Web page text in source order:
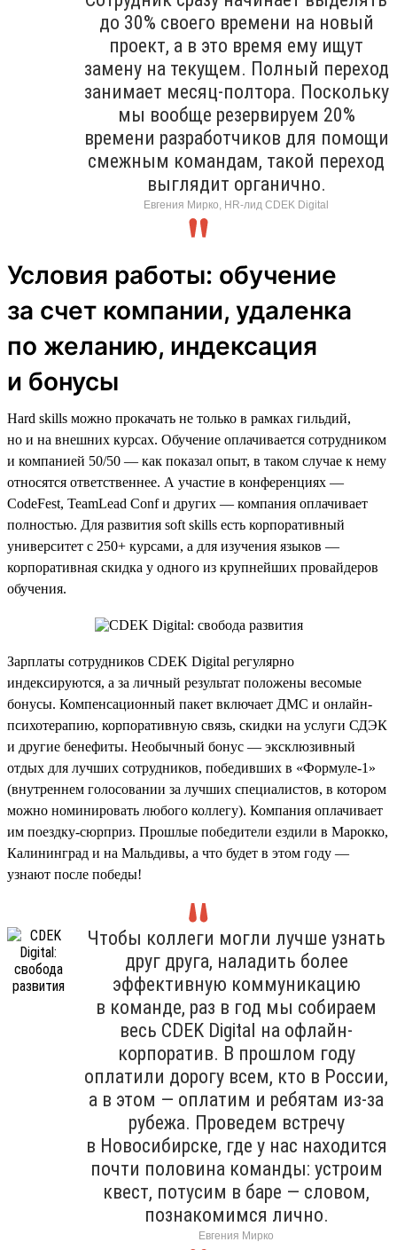
до 30% своего времени на новый
проект, а в это время ему ищут
замену на текущем. Полный переход
занимает месяц-полтора. Поскольку
мы вообще резервируем 20%
времени разработчиков для помощи
смежным командам, такой переход
выглядит органично.
Евгения Мирко, HR-лид CDEK Digital
Условия работы: обучение
за счет компании, удаленка
по желанию, индексация
и бонусы
Hard skills можно прокачать не только в рамках гильдий,
но и на внешних курсах. Обучение оплачивается сотрудником
и компанией 50/50 — как показал опыт, в таком случае к нему
относятся ответственнее. А участие в конференциях —
CodeFest, TeamLead Conf и других — компания оплачивает
полностью. Для развития soft skills есть корпоративный
университет с 250+ курсами, а для изучения языков —
корпоративная скидка у одного из крупнейших провайдеров
обучения.
Зарплаты сотрудников CDEK Digital регулярно
индексируются, а за личный результат положены весомые
бонусы. Компенсационный пакет включает ДМС и онлайн-
психотерапию, корпоративную связь, скидки на услуги СДЭК
и другие бенефиты. Необычный бонус — эксклюзивный
отдых для лучших сотрудников, победивших в «Формуле-1»
(внутреннем голосовании за лучших специалистов, в котором
можно номинировать любого коллегу). Компания оплачивает
им поездку-сюрприз. Прошлые победители ездили в Марокко,
Калининград и на Мальдивы, а что будет в этом году —
узнают после победы!
Чтобы коллеги могли лучше узнать
друг друга, наладить более
эффективную коммуникацию
в команде, раз в год мы собираем
весь CDEK Digital на офлайн-
корпоратив. В прошлом году
оплатили дорогу всем, кто в России,
а в этом — оплатим и ребятам из-за
рубежа. Проведем встречу
в Новосибирске, где у нас находится
почти половина команды: устроим
квест, потусим в баре — словом,
познакомимся лично.
Евгения Мирко